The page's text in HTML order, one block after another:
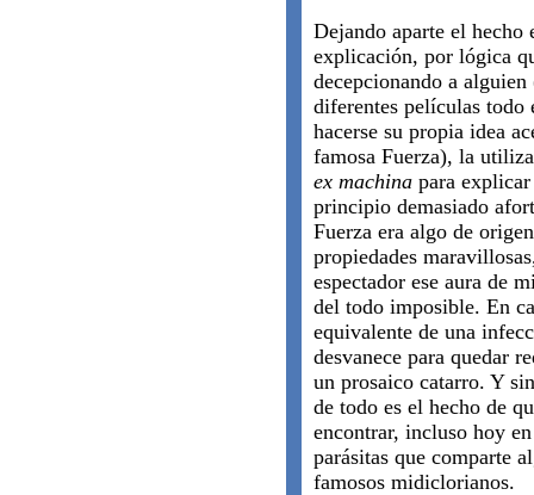
Dejando aparte el hecho
explicación, por lógica
decepcionando a
diferentes películas todo
hacerse su propia idea
famosa Fuerza), la
ex machina para
principio demasiado
Fuerza era algo de
propiedades
espectador ese aura de
del todo imposible. En
equivalente de una
desvanece para quedar
un prosaico catarro. Y
de todo es el hecho de
encontrar, incluso hoy
parásitas que comparte
famosos midiclorianos.